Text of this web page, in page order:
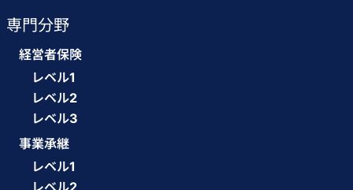
専門分野
経営者保険
レベル1
レベル2
レベル3
事業承継
レベル1
レベル2